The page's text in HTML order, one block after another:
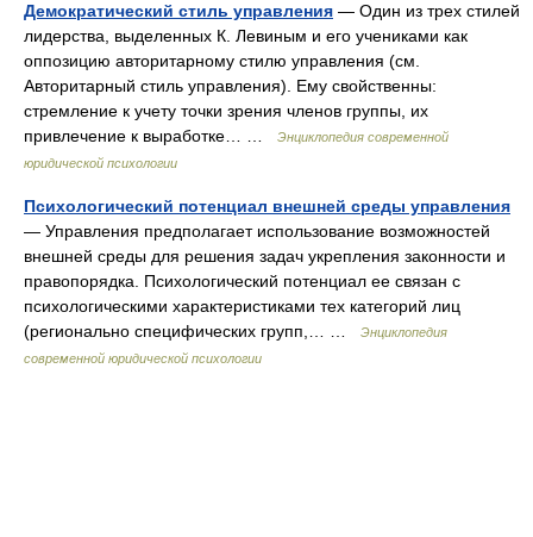
Демократический стиль управления — Один из трех стилей
лидерства, выделенных К. Левиным и его учениками как
оппозицию авторитарному стилю управления (см.
Авторитарный стиль управления). Ему свойственны:
стремление к учету точки зрения членов группы, их
привлечение к выработке… …
Энциклопедия современной
юридической психологии
Психологический потенциал внешней среды управления
— Управления предполагает использование возможностей
внешней среды для решения задач укрепления законности и
правопорядка. Психологический потенциал ее связан с
психологическими характеристиками тех категорий лиц
(регионально специфических групп,… …
Энциклопедия
современной юридической психологии